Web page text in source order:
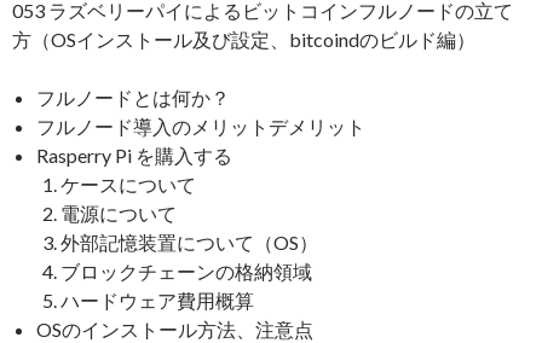
053 ラズベリーパイによるビットコインフルノードの立て
方（OSインストール及び設定、bitcoindのビルド編）
フルノードとは何か？
フルノード導入のメリットデメリット
Rasperry Pi を購入する
ケースについて
電源について
外部記憶装置について（OS）
ブロックチェーンの格納領域
ハードウェア費用概算
OSのインストール方法、注意点